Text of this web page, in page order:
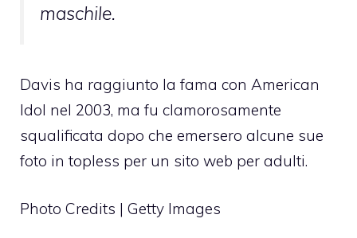
maschile.
Davis ha raggiunto la fama con American
Idol nel 2003, ma fu clamorosamente
squalificata dopo che emersero alcune sue
foto in topless per un sito web per adulti.
Photo Credits | Getty Images